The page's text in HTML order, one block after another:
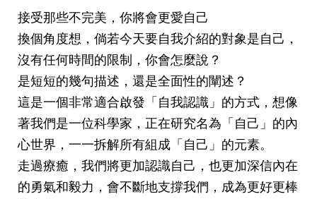
接受那些不完美，你將會更愛自己
換個角度想，倘若今天要自我介紹的對象是自己，
沒有任何時間的限制，你會怎麼說？
是短短的幾句描述，還是全面性的闡述？
這是一個非常適合啟發「自我認識」的方式，想像
著我們是一位科學家，正在研究名為「自己」的內
心世界，一一拆解所有組成「自己」的元素。
走過療癒，我們將更加認識自己，也更加深信內在
的勇氣和毅力，會不斷地支撐我們，成為更好更棒